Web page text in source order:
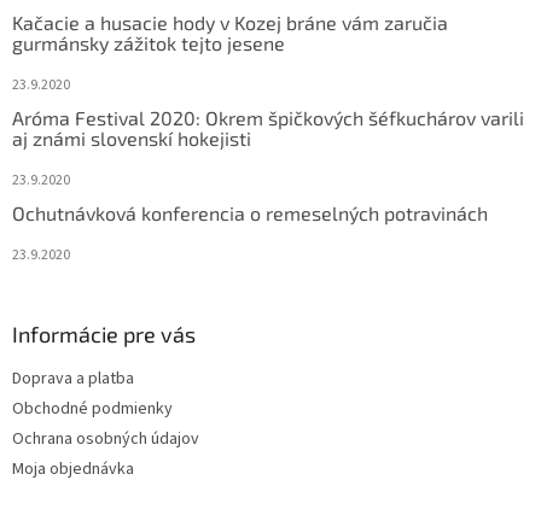
Kačacie a husacie hody v Kozej bráne vám zaručia
gurmánsky zážitok tejto jesene
23.9.2020
Aróma Festival 2020: Okrem špičkových šéfkuchárov varili
aj známi slovenskí hokejisti
23.9.2020
Ochutnávková konferencia o remeselných potravinách
23.9.2020
Informácie pre vás
Doprava a platba
Obchodné podmienky
Ochrana osobných údajov
Moja objednávka